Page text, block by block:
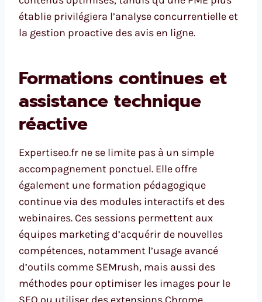
établie privilégiera l’analyse concurrentielle et
la gestion proactive des avis en ligne.
Formations continues et
assistance technique
réactive
Expertiseo.fr ne se limite pas à un simple
accompagnement ponctuel. Elle offre
également une formation pédagogique
continue via des modules interactifs et des
webinaires. Ces sessions permettent aux
équipes marketing d’acquérir de nouvelles
compétences, notamment l’usage avancé
d’outils comme SEMrush, mais aussi des
méthodes pour optimiser les images pour le